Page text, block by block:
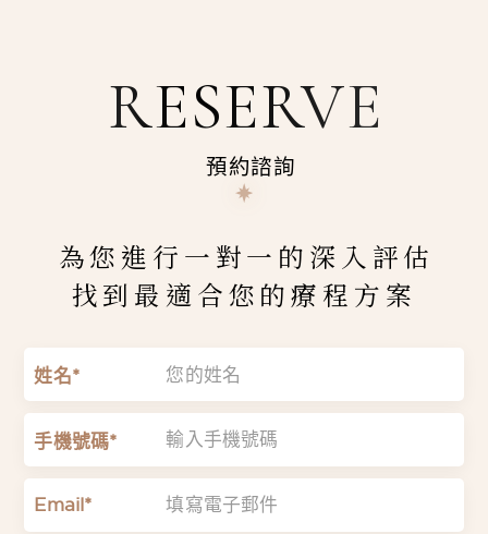
RESERVE
預約諮詢
為您進行一對一的深入評估
找到最適合您的療程方案
姓名*
手機號碼*
Email*